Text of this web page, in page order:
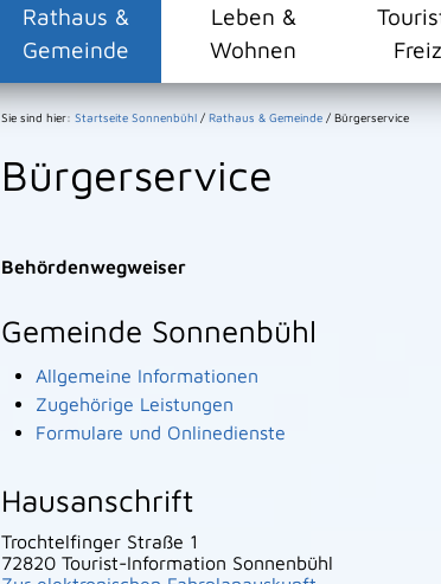
Rathaus &
Gemeinde
Leben &
Wohnen
Sie sind hier: Startseite Sonnenbühl / Rathaus & Gemeinde / Bürgerservice
Bürgerservice
Behördenwegweiser
Gemeinde Sonnenbühl
Allgemeine Informationen
Zugehörige Leistungen
Formulare und Onlinedienste
Hausanschrift
Trochtelfinger Straße 1
72820 Tourist-Information Sonnenbühl